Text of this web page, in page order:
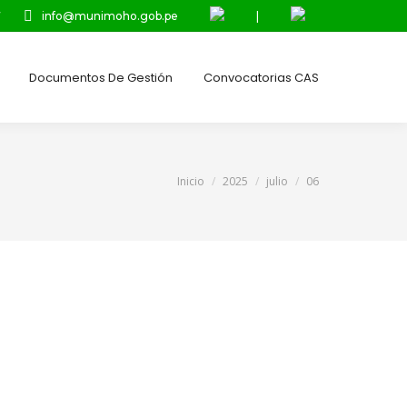
info@munimoho.gob.pe |
Documentos De Gestión Convocatorias CAS
Estás aquí:
Inicio 2025 julio 06